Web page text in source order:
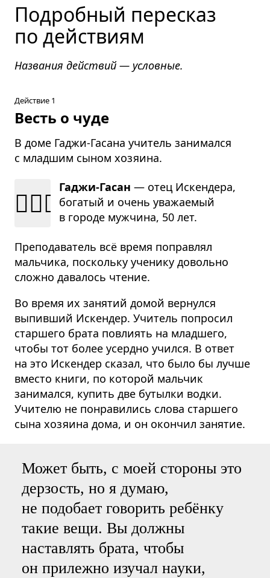
Подробный пересказ
по действиям
Названия действий — условные.
Действие 1
Весть о чуде
В доме Гаджи-Гасана учитель занимался
с младшим сыном хозяина.
🧔🏻‍♂️ Гаджи-Гасан — отец Искен­дера,
бога­тый и очень ува­жа­е­мый
в городе муж­чина, 50 лет.
Преподаватель всё время поправлял
мальчика, поскольку ученику довольно
сложно давалось чтение.
Во время их занятий домой вернулся
выпивший Искендер. Учитель попросил
старшего брата повлиять на младшего,
чтобы тот более усердно учился. В ответ
на это Искендер сказал, что было бы лучше
вместо книги, по которой мальчик
занимался, купить две бутылки водки.
Учителю не понравились слова старшего
сына хозяина дома, и он окончил занятие.
Может быть, с моей стороны это
дерзость, но я думаю,
не подобает говорить ребёнку
такие вещи. Вы должны
наставлять брата, чтобы
он прилежно изучал науки,